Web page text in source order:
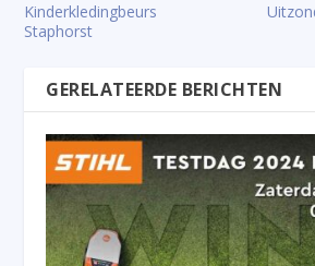
Kinderkledingbeurs
Staphorst
GERELATEERDE BERICHTEN